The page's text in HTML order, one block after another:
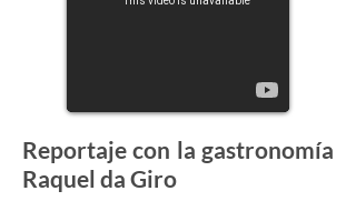
Reportaje con la gastronomía
Raquel da Giro